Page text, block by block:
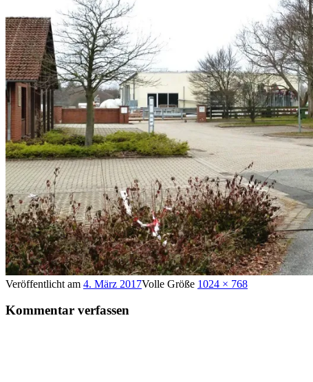
Veröffentlicht am 4. März 2017Volle Größe 1024 × 768
Kommentar verfassen